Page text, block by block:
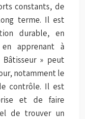
constants, de
terme. Il est
durable, en
apprenant à
» peut
notamment le
contrôle. Il est
et de faire
de trouver un